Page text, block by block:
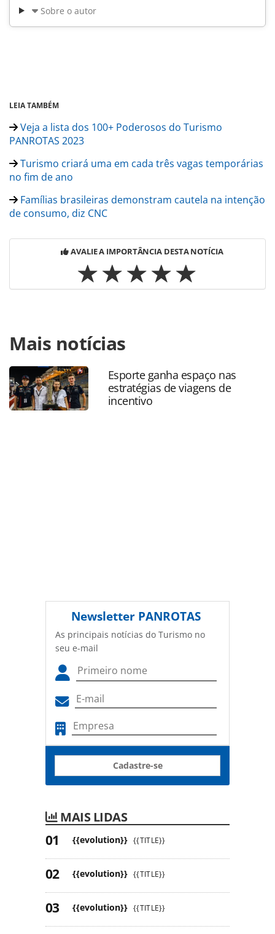
Sobre o autor
LEIA TAMBÉM
Veja a lista dos 100+ Poderosos do Turismo
PANROTAS 2023
Turismo criará uma em cada três vagas temporárias
no fim de ano
Famílias brasileiras demonstram cautela na intenção
de consumo, diz CNC
AVALIE A IMPORTÂNCIA DESTA NOTÍCIA
https://www.panrotas.com.br/mercado/economia-e-
politica/2023/12/endividamento-de-familias-brasileiras-cai-
pelo-5o-mes-consecutivo_201616.html ou as ferramentas
oferecidas na página. Todo o conteúdo produzido pela
PANROTAS Editora é protegido pela legislação brasileira
sobre direito autoral. Não reproduza o conteúdo sem
Mais notícias
Esporte ganha espaço nas
estratégias de viagens de
incentivo
Newsletter PANROTAS
As principais notícias do Turismo no
seu e-mail
Cadastre-se
MAIS LIDAS
{{evolution}} {{TITLE}}
{{evolution}} {{TITLE}}
{{evolution}} {{TITLE}}